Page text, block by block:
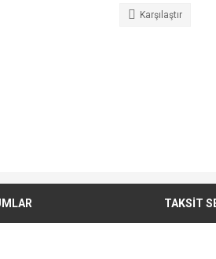
Karşılaştır
TAKSİT